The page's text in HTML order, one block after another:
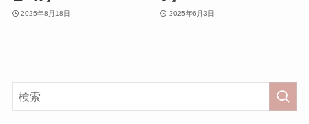
2025年8月18日 2025年6月3日